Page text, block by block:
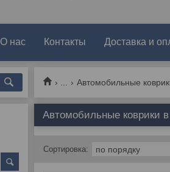
О нас Контакты Доставка и
Автомобильные
Автомобильные коврики